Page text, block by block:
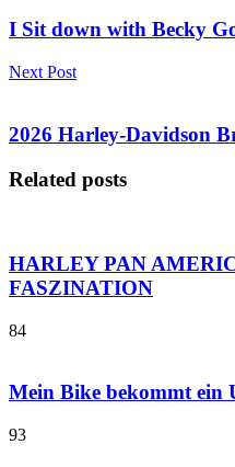
I Sit down with Becky
Next Post
2026 Harley-Davidson
Related posts
HARLEY PAN
FASZINATION
84
Mein Bike bekommt ein
93